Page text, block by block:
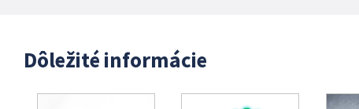
Dôležité informácie